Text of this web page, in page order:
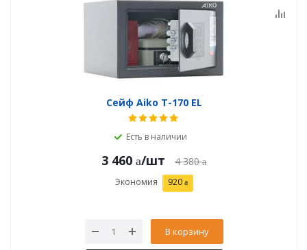
Сейф Aiko T-170 EL
Есть в наличии
3 460 /шт 4 380
Экономия 920
В корзину